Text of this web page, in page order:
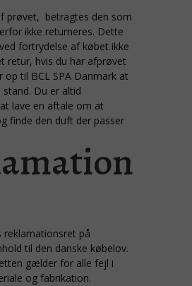
prøvet, betragtes den som
ikke returneres. Dette
fortrydelse af købet ikke
retur, hvis du har afprøvet
op til BCL SPA Danmark at
Du er altid
lave en aftale om at
finde den duft der passer
reklamationsret på
til den danske købelov.
gælder for alle fejl i
og fabrikation.